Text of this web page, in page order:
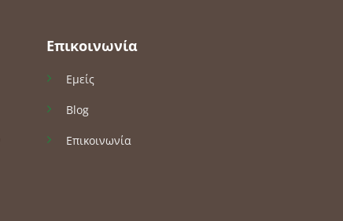
Επικοινωνία
Εμείς
Blog
Επικοινωνία